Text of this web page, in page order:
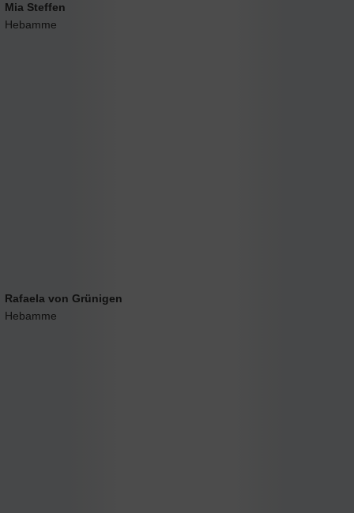
Mia Steffen
Hebamme
Rafaela von Grünigen
Hebamme